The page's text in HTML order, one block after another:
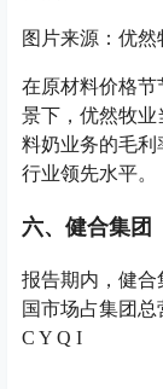
图片来源：优然
在原材料价格
景下，优然牧业
料奶业务的毛利
行业领先水平。
六、健合集团
报告期内，健合
国市场占集团总
C Y Q I